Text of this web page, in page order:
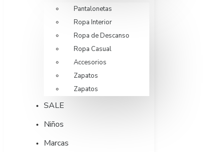
Pantalonetas
Ropa Interior
Ropa de Descanso
Ropa Casual
Accesorios
Zapatos
Zapatos
SALE
Niños
Marcas